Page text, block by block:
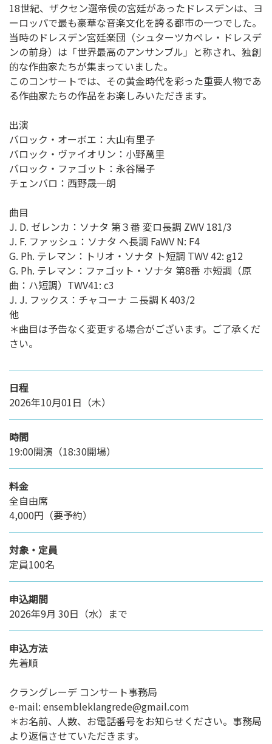
18世紀、ザクセン選帝侯の宮廷があったドレスデンは、ヨ
ーロッパで最も豪華な音楽文化を誇る都市の一つでした。
当時のドレスデン宮廷楽団（シュターツカペレ・ドレスデ
ンの前身）は「世界最高のアンサンブル」と称され、独創
的な作曲家たちが集まっていました。
このコンサートでは、その黄金時代を彩った重要人物であ
る作曲家たちの作品をお楽しみいただきます。
出演
バロック・オーボエ：大山有里子
バロック・ヴァイオリン：小野萬里
バロック・ファゴット：永谷陽子
チェンバロ：西野晟一朗
曲目
J. D. ゼレンカ：ソナタ 第３番 変ロ長調 ZWV 181/3
J. F. ファッシュ：ソナタ ヘ長調 FaWV N: F4
G. Ph. テレマン：トリオ・ソナタ ト短調 TWV 42: g12
G. Ph. テレマン：ファゴット・ソナタ 第8番 ホ短調（原
曲：ハ短調）TWV41: c3
J. J. フックス：チャコーナ ニ長調 K 403/2
他
＊曲目は予告なく変更する場合がございます。ご了承くだ
さい。
日程
2026年10月01日（木）
時間
19:00開演（18:30開場）
料金
全自由席
4,000円（要予約）
対象・定員
定員100名
申込期間
2026年9月 30日（水）まで
申込方法
先着順
クラングレーデ コンサート事務局
e-mail: ensembleklangrede@gmail.com
＊お名前、人数、お電話番号をお知らせください。事務局
より返信させていただきます。